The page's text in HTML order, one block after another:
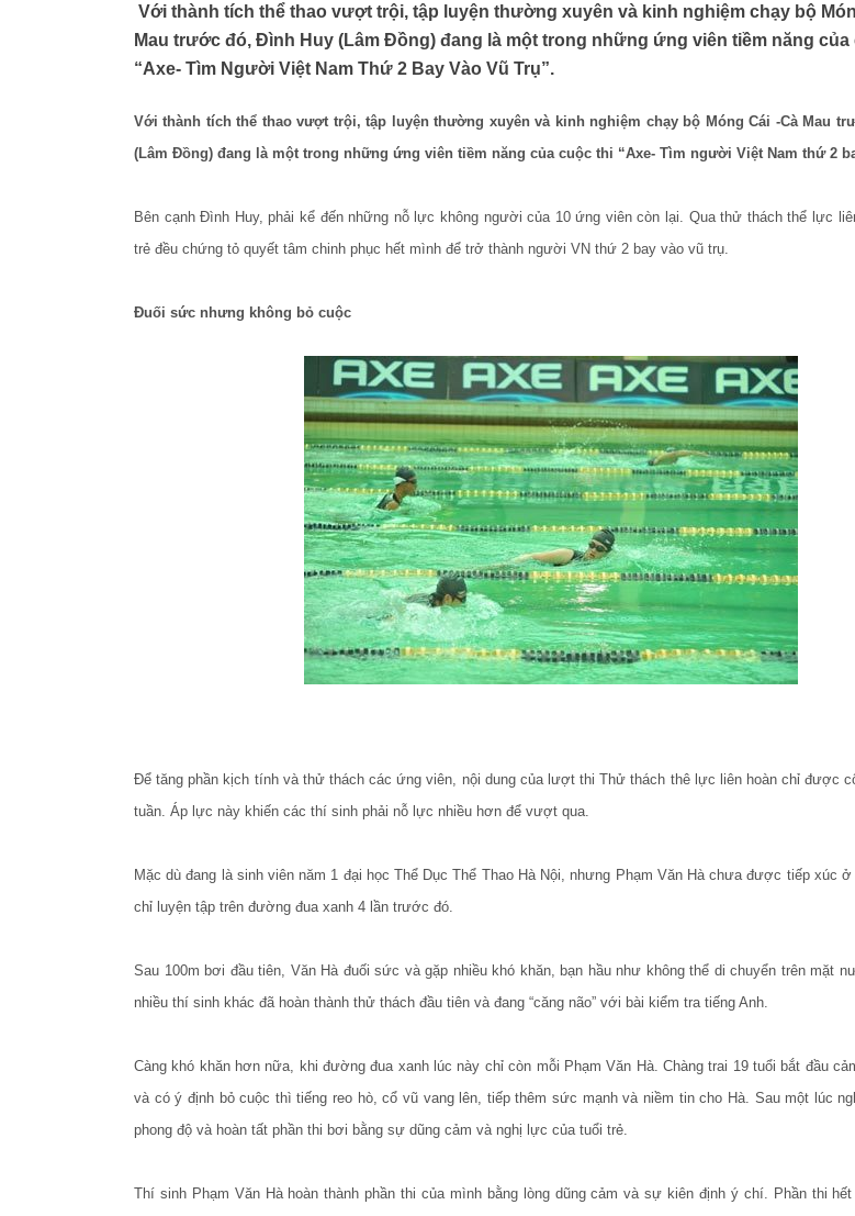
Với thành tích thể thao vượt trội, tập luyện thường xuyên và kinh nghiệm chạy bộ
Mau trước đó, Đình Huy (Lâm Đồng) đang là một trong những ứng viên tiềm năng của
“Axe- Tìm Người Việt Nam Thứ 2 Bay Vào Vũ Trụ”.
Với thành tích thể thao vượt trội, tập luyện thường xuyên và kinh nghiệm chạy bộ Móng Cái -Cà Mau
(Lâm Đồng) đang là một trong những ứng viên tiềm năng của cuộc thi “Axe- Tìm người Việt Nam thứ 2
Bên cạnh Đình Huy, phải kể đến những nỗ lực không người của 10 ứng viên còn lại. Qua thử thách thể lực
trẻ đều chứng tỏ quyết tâm chinh phục hết mình để trở thành người VN thứ 2 bay vào vũ trụ.
Đuối sức nhưng không bỏ cuộc
Để tăng phần kịch tính và thử thách các ứng viên, nội dung của lượt thi Thử thách thê lực liên hoàn chỉ được
tuần. Áp lực này khiến các thí sinh phải nỗ lực nhiều hơn để vượt qua.
Mặc dù đang là sinh viên năm 1 đại học Thể Dục Thể Thao Hà Nội, nhưng Phạm Văn Hà chưa được tiếp xúc
chỉ luyện tập trên đường đua xanh 4 lần trước đó.
Sau 100m bơi đầu tiên, Văn Hà đuối sức và gặp nhiều khó khăn, bạn hầu như không thể di chuyển trên mặt
nhiều thí sinh khác đã hoàn thành thử thách đầu tiên và đang “căng não” với bài kiểm tra tiếng Anh.
Càng khó khăn hơn nữa, khi đường đua xanh lúc này chỉ còn mỗi Phạm Văn Hà. Chàng trai 19 tuổi bắt đầu
và có ý định bỏ cuộc thì tiếng reo hò, cổ vũ vang lên, tiếp thêm sức mạnh và niềm tin cho Hà. Sau một lúc
phong độ và hoàn tất phần thi bơi bằng sự dũng cảm và nghị lực của tuổi trẻ.
Thí sinh Phạm Văn Hà hoàn thành phần thi của mình bằng lòng dũng cảm và sự kiên định ý chí. Phần thi